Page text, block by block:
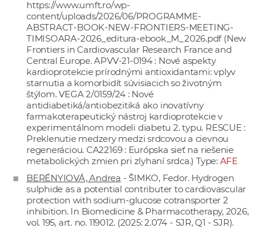
https://www.umft.ro/wp-
content/uploads/2026/06/PROGRAMME-
ABSTRACT-BOOK-NEW-FRONTIERS-MEETING-
TIMISOARA-2026_editura-ebook_M_2026.pdf(New
Frontiers in Cardiovascular Research France and
Central Europe. APVV-21-0194 : Nové aspekty
kardioprotekcie prírodnými antioxidantami: vplyv
starnutia a komorbidít súvisiacich so životným
štýlom. VEGA 2/0159/24 : Nové
antidiabetiká/antiobezitiká ako inovatívny
farmakoterapeutický nástroj kardioprotekcie v
experimentálnom modeli diabetu 2. typu. RESCUE :
Preklenutie medzery medzi srdcovou a cievnou
regeneráciou. CA22169 : Európska sieť na riešenie
metabolických zmien pri zlyhaní srdca.) Type: AFE
BERÉNYIOVÁ, Andrea - ŠIMKO, Fedor. Hydrogen
sulphide as a potential contributer to cardiovascular
protection with sodium-glucose cotransporter 2
inhibition. In Biomedicine & Pharmacotherapy, 2026,
vol. 195, art. no. 119012. (2025: 2.074 - SJR, Q1 - SJR).